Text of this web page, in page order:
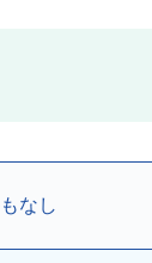
なし